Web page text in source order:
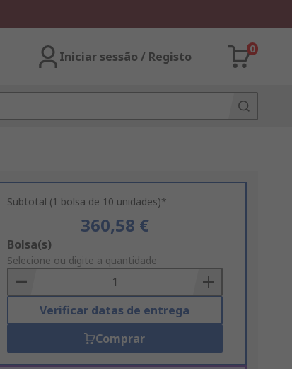
Iniciar sessão / Registo
0
Subtotal (1 bolsa de 10 unidades)*
360,58 €
Add
to
Basket
Bolsa(s)
Selecione ou digite a quantidade
Verificar datas de entrega
Comprar